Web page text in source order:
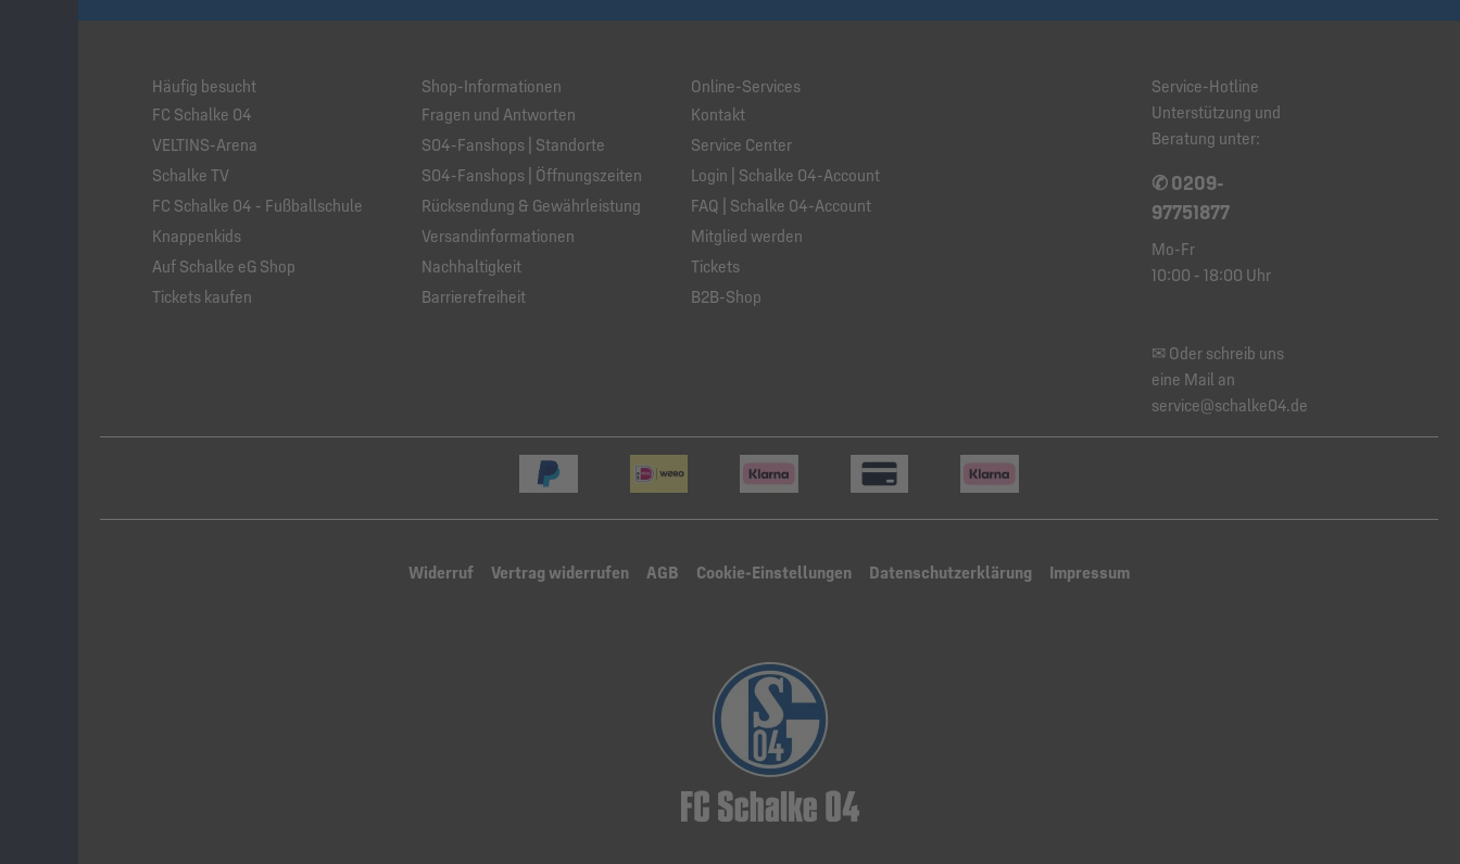
Häufig besucht
FC Schalke 04
VELTINS-Arena
Schalke TV
FC Schalke 04 - Fußballschule
Knappenkids
Auf Schalke eG Shop
Tickets kaufen
Shop-Informationen
Fragen und Antworten
S04-Fanshops | Standorte
S04-Fanshops | Öffnungszeiten
Rücksendung & Gewährleistung
Versandinformationen
Nachhaltigkeit
Barrierefreiheit
Online-Services
Kontakt
Service Center
Login | Schalke 04-Account
FAQ | Schalke 04-Account
Mitglied werden
Tickets
B2B-Shop
Service-Hotline
Unterstützung und
Beratung unter:
✆ 0209-
97751877
Mo-Fr
10:00 - 18:00 Uhr
✉ Oder schreib uns
eine Mail an
service@schalke04.de
Widerruf Vertrag widerrufen AGB Cookie-Einstellungen Datenschutzerklärung Impressum